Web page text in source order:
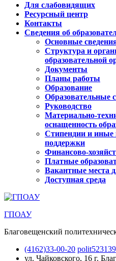
Для слабовидящих
Ресурсный центр
Контакты
Сведения об
Основные
Структура и
образовательной
Документы
Планы работы
Образование
Образовательные
Руководство
Материально-
оснащенность
Стипендии и иные
поддержки
Финансово-
Платные
Вакантные места
Доступная среда
ГПОАУ
Благовещенский
(4162)33-00-20
ул. Чайковского, 16 г.